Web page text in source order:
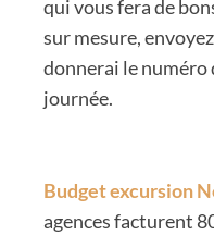
qui vous fera de
sur mesure,
donnerai le numéro
journée.
Budget excursion
agences facturent